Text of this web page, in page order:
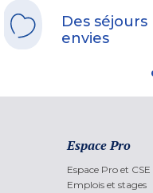
Des
envies
Espace Pro
Espace Pro et CSE
Emplois et stages